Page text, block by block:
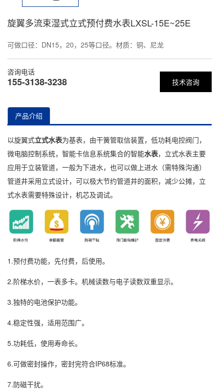
旋翼多流束湿式立式预付费水表LXSL-15E~25E
可做口径：DN15，20，25等口径。材质：铜、尼龙
技术咨询
咨询电话
155-3138-3238
产品介绍
以旋翼式立式水表为基表，由干簧管取信装置，低功耗电控阀门，
微电脑控制系统，智能卡信息系统集合的智能水表，立式水表主要
应用于立装管道，一般为下进水，也可以做上进水（需特殊沟通）
管道井采用立式设计，可以极大节约管道井的面积，减少公摊，立
式水表需要特殊设计，机芯及调试。
1.预付费功能，先付费，后使用。
2.阶梯水价，一表多卡。机械读数与电子读数双重显示。
3.独特的电池保护功能。
4.稳定性强，适用范围广。
5.功耗低，使用寿命长。
6.可做密封操作，密封完符合IP68标准。
7.防磁干扰。